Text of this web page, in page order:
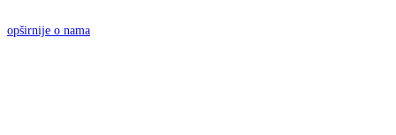
opširnije o nama